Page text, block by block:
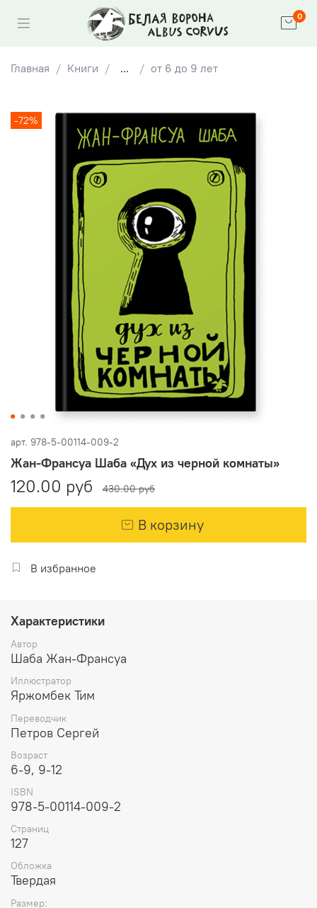
0
Главная Книги ... от 6 до 9 лет
-72%
арт. 978-5-00114-009-2
Жан-Франсуа Шаба «Дух из черной комнаты»
120.00 руб 430.00 руб
В корзину
В избранное
Характеристики
Автор
Шаба Жан-Франсуа
Иллюстратор
Яржомбек Тим
Переводчик
Петров Сергей
Возраст
6-9, 9-12
ISBN
978‑5-00114‑009‑2
Страниц
127
Обложка
Твердая
Размер: